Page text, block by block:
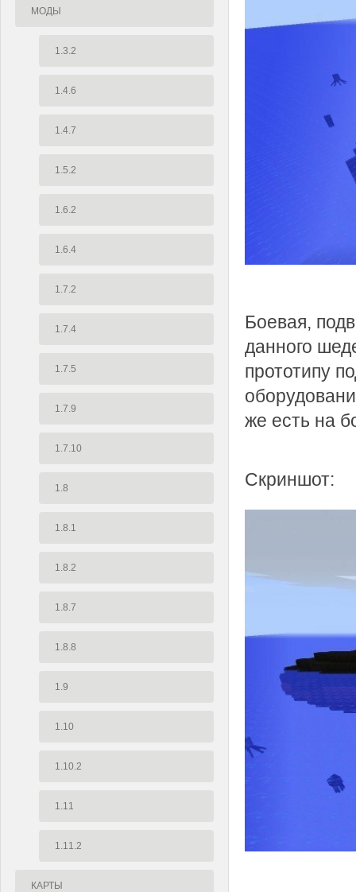
МОДЫ
1.3.2
1.4.6
1.4.7
1.5.2
1.6.2
1.6.4
1.7.2
1.7.4
1.7.5
1.7.9
1.7.10
1.8
1.8.1
1.8.2
1.8.7
1.8.8
1.9
1.10
1.10.2
1.11
1.11.2
КАРТЫ
Боевая,
данного
прототипу
же есть на
Скриншот: